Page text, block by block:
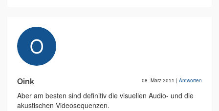
Oink 08. März 2011 | Antworten
Aber am besten sind definitiv die visuellen Audio- und die
akustischen Videosequenzen.